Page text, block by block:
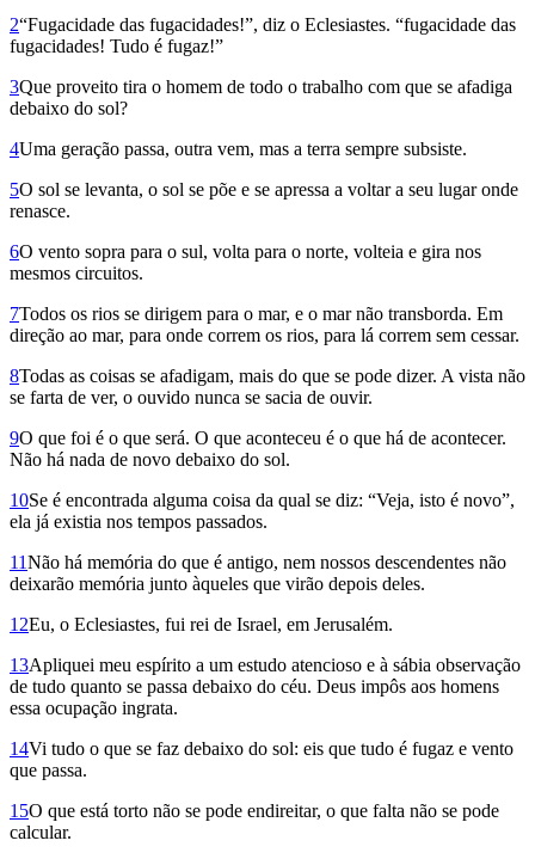
2“Fugacidade das fugacidades!”, diz o Eclesiastes. “fugacidade das
fugacidades! Tudo é fugaz!”
3Que proveito tira o homem de todo o trabalho com que se afadiga
debaixo do sol?
4Uma geração passa, outra vem, mas a terra sempre subsiste.
5O sol se levanta, o sol se põe e se apressa a voltar a seu lugar onde
renasce.
6O vento sopra para o sul, volta para o norte, volteia e gira nos
mesmos circuitos.
7Todos os rios se dirigem para o mar, e o mar não transborda. Em
direção ao mar, para onde correm os rios, para lá correm sem cessar.
8Todas as coisas se afadigam, mais do que se pode dizer. A vista não
se farta de ver, o ouvido nunca se sacia de ouvir.
9O que foi é o que será. O que aconteceu é o que há de acontecer.
Não há nada de novo debaixo do sol.
10Se é encontrada alguma coisa da qual se diz: “Veja, isto é novo”,
ela já existia nos tempos passados.
11Não há memória do que é antigo, nem nossos descendentes não
deixarão memória junto àqueles que virão depois deles.
12Eu, o Eclesiastes, fui rei de Israel, em Jerusalém.
13Apliquei meu espírito a um estudo atencioso e à sábia observação
de tudo quanto se passa debaixo do céu. Deus impôs aos homens
essa ocupação ingrata.
14Vi tudo o que se faz debaixo do sol: eis que tudo é fugaz e vento
que passa.
15O que está torto não se pode endirei­tar, o que falta não se pode
calcular.